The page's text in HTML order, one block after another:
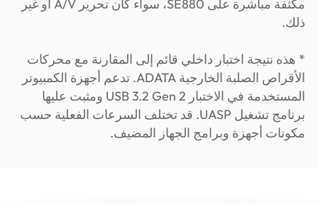
مكثفة مباشرة على SE880، سواء كان تحرير A/V أو غير
ذلك.
* هذه نتيجة اختبار داخلي قائم إلى المقارنة مع محركات
الأقراص الصلبة الخارجية ADATA. تدعم أجهزة الكمبيوتر
المستخدمة في الاختبار USB 3.2 Gen 2 ومثبت عليها
برنامج تشغيل UASP. قد تختلف السرعات الفعلية حسب
مكونات أجهزة وبرامج الجهاز المضيف.